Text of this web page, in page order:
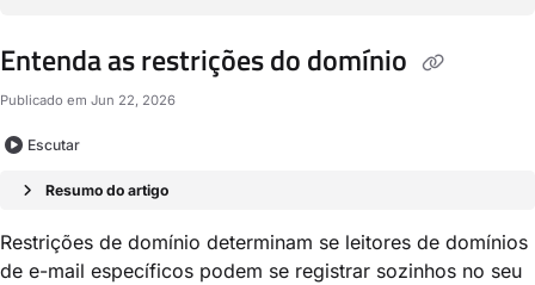
Entenda as restrições do domínio
Publicado em Jun 22, 2026
Escutar
Resumo do artigo
Restrições de domínio determinam se leitores de domínios
de e-mail específicos podem se registrar sozinhos no seu